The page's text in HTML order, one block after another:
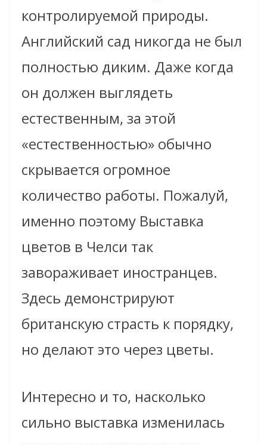
контролируемой природы.
Английский сад никогда не был
полностью диким. Даже когда
он должен выглядеть
естественным, за этой
«естественностью» обычно
скрывается огромное
количество работы. Пожалуй,
именно поэтому Выставка
цветов в Челси так
завораживает иностранцев.
Здесь демонстрируют
британскую страсть к порядку,
но делают это через цветы.
Интересно и то, насколько
сильно выставка изменилась